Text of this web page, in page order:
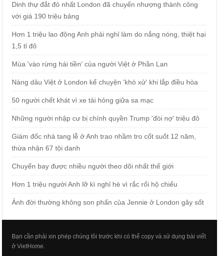
Dinh thự đắt đỏ nhất London đã chuyển nhượng thành công
với giá 190 triệu bảng
Hơn 1 triệu lao động Anh phải nghỉ làm do nắng nóng, thiệt hại
1,5 tỉ đô
Mùa 'vào rừng hái tiền' của người Việt ở Phần Lan
Nàng dâu Việt ở London kể chuyện 'khó xử' khi lắp điều hòa
50 người chết khát vì xe tải hỏng giữa sa mạc
Những người nhập cư bị chính quyền Trump 'đòi nợ' triệu đô
Giám đốc nhà tang lễ ở Anh trao nhầm tro cốt suốt 12 năm,
thừa nhận 67 tội danh
Chuyến bay được nhiều người theo dõi nhất thế giới
Hơn 1 triệu người Anh lỡ kì nghỉ hè vì rắc rối hộ chiếu
Ảnh đời thường không son phấn của Jennie ở London gây sốt
Bạn cần phải xin phép chúng tôi trước khi có thể copy và sử dụng bài viết
ở VietHome.